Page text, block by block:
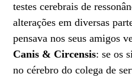
testes cerebrais de
alterações em diversas
pensava nos seus amigos
Canis & Circensis: se os
no cérebro do colega de